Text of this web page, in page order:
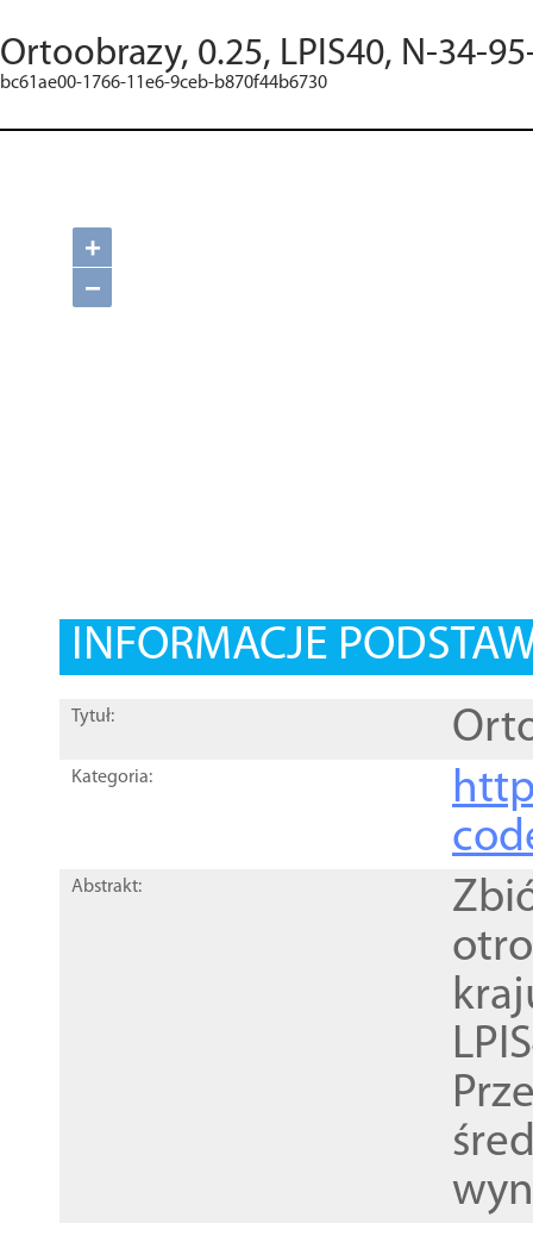
Ortoobrazy, 0.25, LPIS40, N-34-
bc61ae00-1766-11e6-9ceb-b870f44b6730
+
−
INFORMACJE
Tytuł:
Kategoria:
Abstrakt: